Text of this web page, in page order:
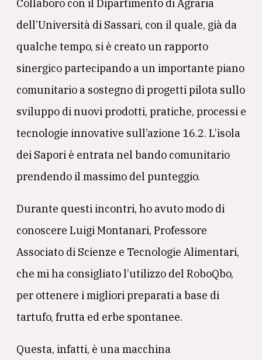
Collaboro con il Dipartimento di Agraria
dell’Università di Sassari, con il quale, già da
qualche tempo, si è creato un rapporto
sinergico partecipando a un importante piano
comunitario a sostegno di progetti pilota sullo
sviluppo di nuovi prodotti, pratiche, processi e
tecnologie innovative sull’azione 16.2. L’isola
dei Sapori è entrata nel bando comunitario
prendendo il massimo del punteggio.
Durante questi incontri, ho avuto modo di
conoscere Luigi Montanari, Professore
Associato di Scienze e Tecnologie Alimentari,
che mi ha consigliato l’utilizzo del RoboQbo,
per ottenere i migliori preparati a base di
tartufo, frutta ed erbe spontanee.
Questa, infatti, è una macchina